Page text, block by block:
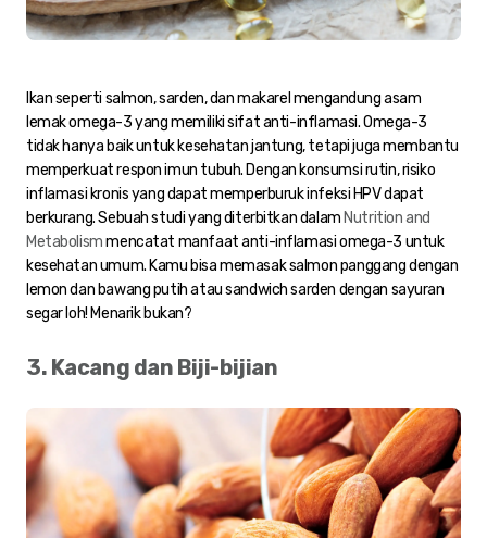
Ikan seperti salmon, sarden, dan makarel mengandung asam
lemak omega-3 yang memiliki sifat anti-inflamasi. Omega-3
tidak hanya baik untuk kesehatan jantung, tetapi juga membantu
memperkuat respon imun tubuh. Dengan konsumsi rutin, risiko
inflamasi kronis yang dapat memperburuk infeksi HPV dapat
berkurang. Sebuah studi yang diterbitkan dalam Nutrition and
Metabolismmencatat manfaat anti-inflamasi omega-3 untuk
kesehatan umum. Kamu bisa memasak salmon panggang dengan
lemon dan bawang putih atau sandwich sarden dengan sayuran
segar loh! Menarik bukan?
3. Kacang dan Biji-bijian